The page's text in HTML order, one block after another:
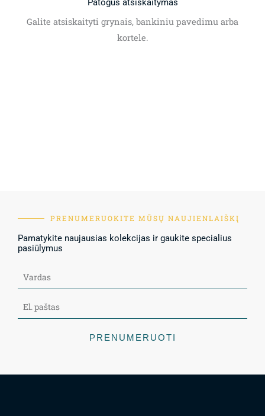
Patogus atsiskaitymas
Galite atsiskaityti grynais, bankiniu pavedimu arba
kortele.
PRENUMERUOKITE MŪSŲ NAUJIENLAIŠKĮ
Pamatykite naujausias kolekcijas ir gaukite specialius
pasiūlymus
PRENUMERUOTI